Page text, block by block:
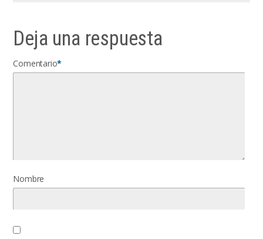
Deja una respuesta
Comentario*
Nombre